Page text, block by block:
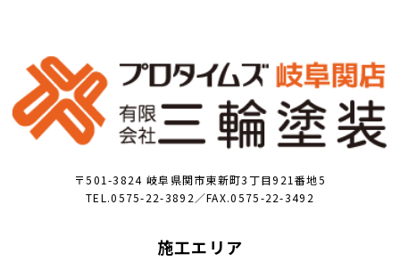
〒501-3824 岐阜県関市東新町3丁目921番地5
TEL.0575-22-3892／FAX.0575-22-3492
施工エリア